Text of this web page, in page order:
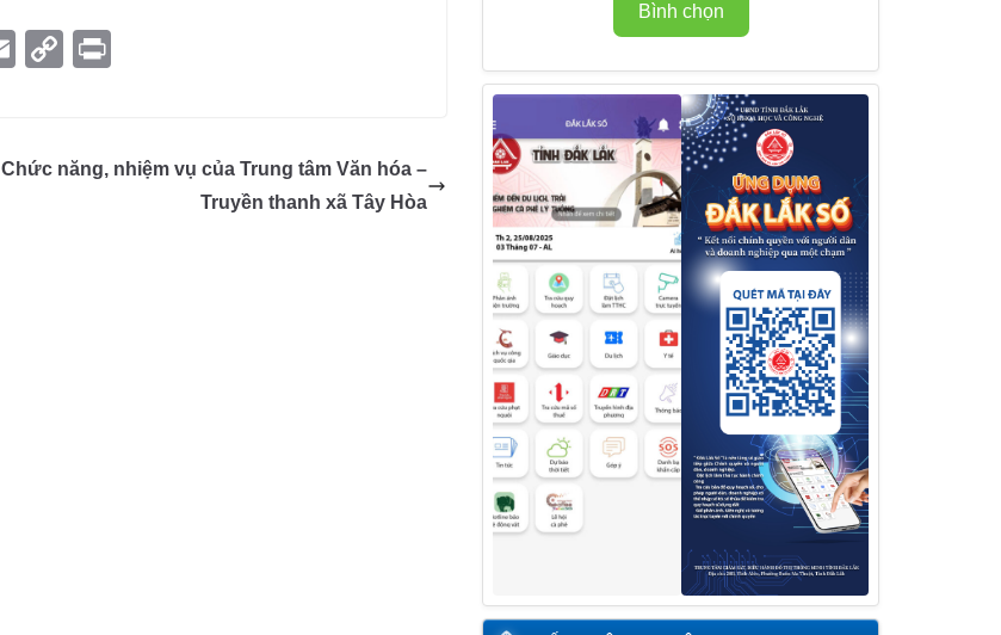
E
C
y
Chức năng, nhiệm vụ của Trung tâm Văn hóa –
Truyền thanh xã Tây Hòa
Bình chọn